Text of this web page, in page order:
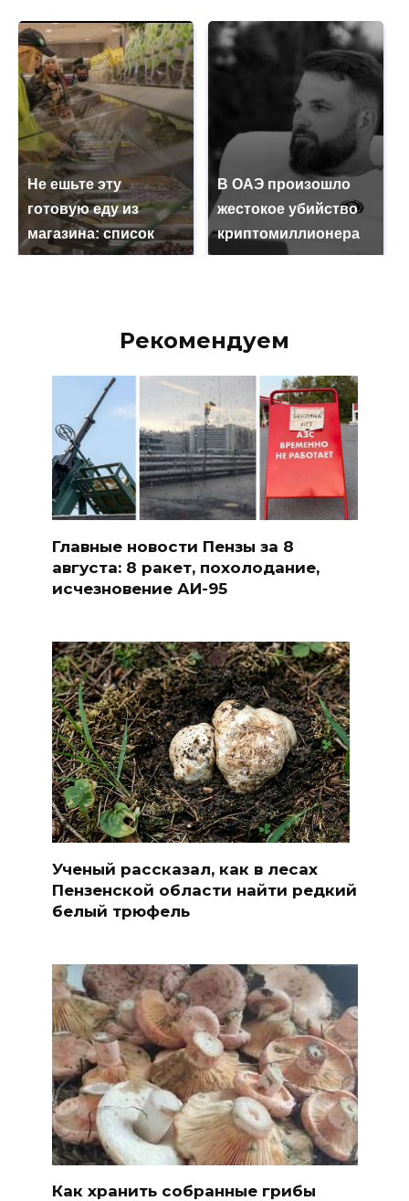
Не ешьте эту
готовую еду из
магазина: список
В ОАЭ произошло
жестокое убийство
криптомиллионера
Рекомендуем
Главные новости Пензы за 8
августа: 8 ракет, похолодание,
исчезновение АИ-95
Ученый рассказал, как в лесах
Пензенской области найти редкий
белый трюфель
Как хранить собранные грибы